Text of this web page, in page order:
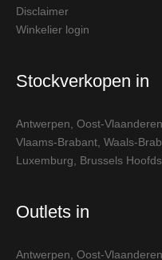
Disclaimer
Winkelier login
Stockverkopen in
Antwerpen Oost-Vlaanderen
Vlaams-Brabant Waals-
Luxemburg
Brussels
Outlets in
Antwerpen Oost-Vlaanderen